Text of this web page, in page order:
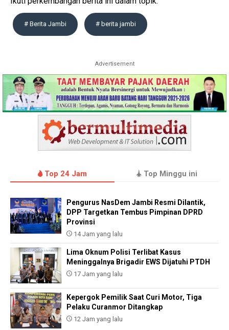
# Berita Jambi # berita jambi
Advertisement
Top 24 Jam Top Minggu ini
Pengurus NasDem Jambi Resmi Dilantik,
DPP Targetkan Tembus Pimpinan DPRD
Provinsi
14 Jam yang lalu
Lima Oknum Polisi Terlibat Kasus
Meninggalnya Brigadir EWS Dijatuhi PTDH
17 Jam yang lalu
Kepergok Pemilik Saat Curi Motor, Tiga
Pelaku Curanmor Ditangkap
12 Jam yang lalu